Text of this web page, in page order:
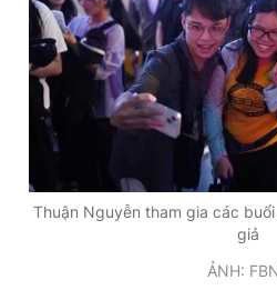
Thuận Nguyễn tham gia các
giả
ẢNH: